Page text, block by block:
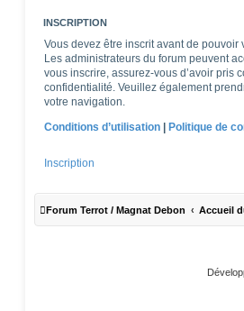
INSCRIPTION
Vous devez être inscrit avant de pouvoir
Les administrateurs du forum peuvent
vous inscrire, assurez-vous d’avoir pris
confidentialité. Veuillez également
votre navigation.
Conditions d’utilisation | Politique de
Inscription
Forum Terrot / Magnat Debon Accueil